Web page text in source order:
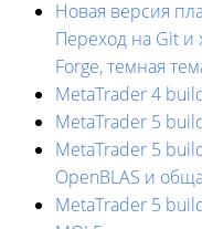
Новая версия
Переход на Git и
Forge, темная
MetaTrader 4
MetaTrader 5
MetaTrader 5
OpenBLAS и
MetaTrader 5